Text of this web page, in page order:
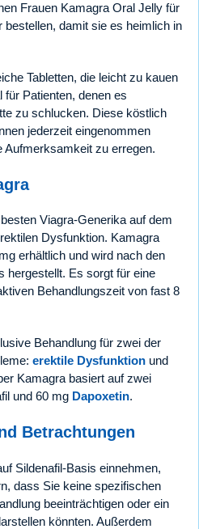
Frauen Kamagra Oral Jelly für
bestellen, damit sie es heimlich in
Tabletten, die leicht zu kauen
Patienten, denen es
zu schlucken. Diese köstlich
jederzeit eingenommen
Aufmerksamkeit zu erregen.
Viagra-Generika auf dem
Dysfunktion. Kamagra
erhältlich und wird nach den
hergestellt. Es sorgt für eine
Behandlungszeit von fast 8
Behandlung für zwei der
erektile Dysfunktion und
Kamagra basiert auf zwei
und 60 mg Dapoxetin.
Betrachtungen
Sildenafil-Basis einnehmen,
dass Sie keine spezifischen
beeinträchtigen oder ein
könnten. Außerdem